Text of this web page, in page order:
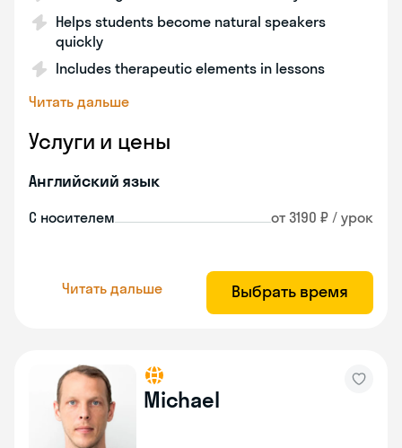
Helps students become natural speakers
quickly
Includes therapeutic elements in lessons
Читать дальше
Услуги и цены
Английский язык
С носителем от 3190 ₽ / урок
Читать дальше Выбрать время
Michael